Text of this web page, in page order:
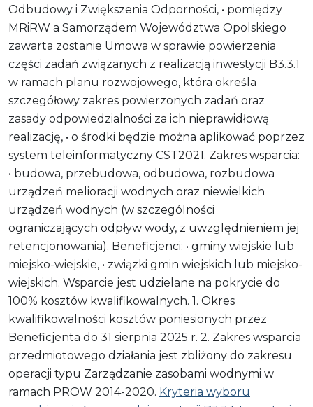
Odbudowy i Zwiększenia Odporności, • pomiędzy
MRiRW a Samorządem Województwa Opolskiego
zawarta zostanie Umowa w sprawie powierzenia
części zadań związanych z realizacją inwestycji B3.3.1
w ramach planu rozwojowego, która określa
szczegółowy zakres powierzonych zadań oraz
zasady odpowiedzialności za ich nieprawidłową
realizację, • o środki będzie można aplikować poprzez
system teleinformatyczny CST2021. Zakres wsparcia:
• budowa, przebudowa, odbudowa, rozbudowa
urządzeń melioracji wodnych oraz niewielkich
urządzeń wodnych (w szczególności
ograniczających odpływ wody, z uwzględnieniem jej
retencjonowania). Beneficjenci: • gminy wiejskie lub
miejsko-wiejskie, • związki gmin wiejskich lub miejsko-
wiejskich. Wsparcie jest udzielane na pokrycie do
100% kosztów kwalifikowalnych. 1. Okres
kwalifikowalności kosztów poniesionych przez
Beneficjenta do 31 sierpnia 2025 r. 2. Zakres wsparcia
przedmiotowego działania jest zbliżony do zakresu
operacji typu Zarządzanie zasobami wodnymi w
ramach PROW 2014-2020. Kryteria wyboru